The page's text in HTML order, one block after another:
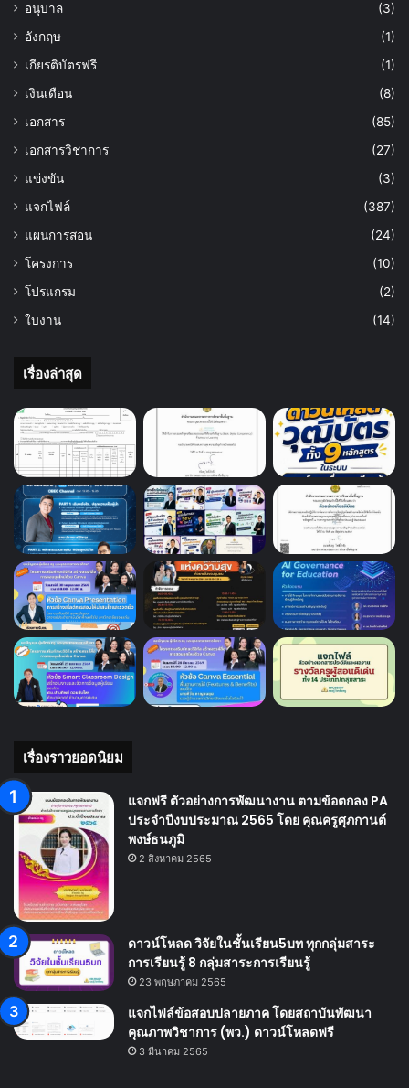
อนุบาล
(3)
อังกฤษ
(1)
เกียรติบัตรฟรี
(1)
เงินเดือน
(8)
เอกสาร
(85)
เอกสารวิชาการ
(27)
แข่งขัน
(3)
แจกไฟล์
(387)
แผนการสอน
(24)
โครงการ
(10)
โปรแกรม
(2)
ใบงาน
(14)
เรื่องล่าสุด
เรื่องราวยอดนิยม
แจกฟรี ตัวอย่างการพัฒนางาน ตามข้อตกลง PA
ประจำปีงบประมาณ 2565 โดย คุณครูศุภกานต์
พงษ์ธนภูมิ
2 สิงหาคม 2565
ดาวน์โหลด วิจัยในชั้นเรียน5บท ทุกกลุ่มสาระ
การเรียนรู้ 8 กลุ่มสาระการเรียนรู้
23 พฤษภาคม 2565
แจกไฟล์ข้อสอบปลายภาค โดยสถาบันพัฒนา
คุณภาพวิชาการ (พว.) ดาวน์โหลดฟรี
3 มีนาคม 2565